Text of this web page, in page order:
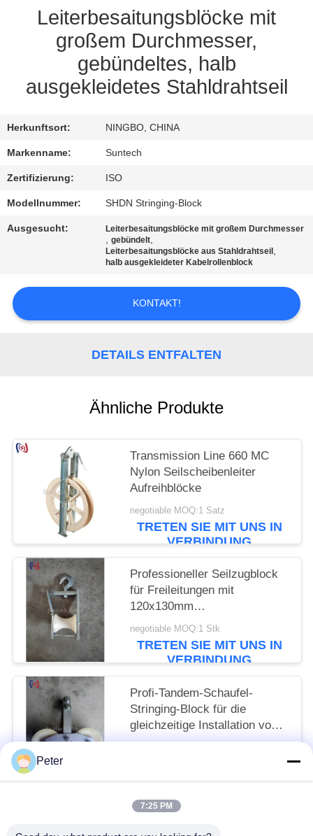
ANGEBOT
SITEMAP
DATENSCHUTZRICHTLINIE
Leiterbesaitungsblöcke mit
großem Durchmesser,
gebündeltes, halb
ausgekleidetes Stahldrahtseil
Herkunftsort: NINGBO, CHINA
Markenname: Suntech
Zertifizierung: ISO
Modellnummer: SHDN Stringing-Block
Ausgesucht: Leiterbesaitungsblöcke mit großem Durchmesser
,gebündelt,
Leiterbesaitungsblöcke aus Stahldrahtseil ,
halb ausgekleideter Kabelrollenblock
KONTAKT!
DETAILS ENTFALTEN
Ähnliche Produkte
Transmission Line 660 MC
Nylon Seilscheibenleiter
Aufreihblöcke
negotiable MOQ:1 Satz
TRETEN SIE MIT UNS IN
VERBINDUNG
Professioneller Seilzugblock
für Freileitungen mit
120x130mm
Seilscheibengröße und 5KN
Nennlast für die
Freileitungsinstallation
negotiable MOQ:1 Stk
TRETEN SIE MIT UNS IN
VERBINDUNG
Profi-Tandem-Schaufel-
Stringing-Block für die
gleichzeitige Installation von
mehreren Leitern mit Nennlast
VERBINDUNG
Peter
7:25 PM